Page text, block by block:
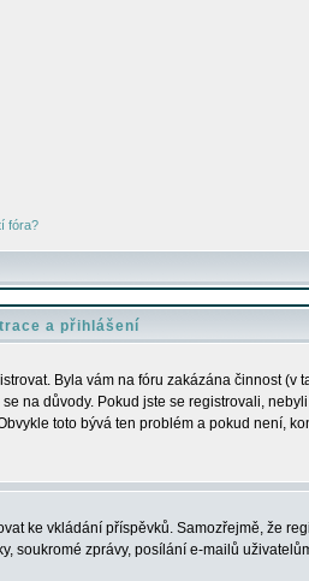
fóra?
a přihlášení
Byla vám na fóru zakázána činnost (v
na důvody. Pokud jste se registrovali,
toto bývá ten problém a pokud není,
ke vkládání příspěvků. Samozřejmě, že
soukromé zprávy, posílání e-mailů